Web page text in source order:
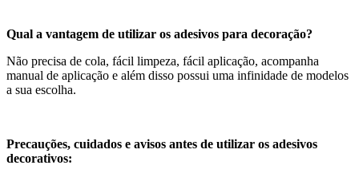
Qual a vantagem de utilizar os adesivos para decoração?
Não precisa de cola, fácil limpeza, fácil aplicação, acompanha
manual de aplicação e além disso possui uma infinidade de modelos
a sua escolha.
Precauções, cuidados e avisos antes de utilizar os adesivos
decorativos: